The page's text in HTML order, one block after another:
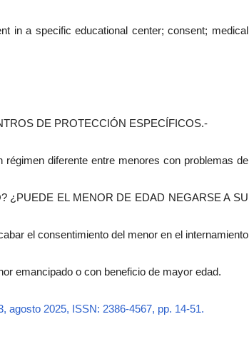
in a specific educational center; consent; medical
DE PROTECCIÓN ESPECÍFICOS.-
diferente entre menores con problemas de
¿PUEDE EL MENOR DE EDAD NEGARSE A SU
el consentimiento del menor en el internamiento
emancipado o con beneficio de mayor edad.
agosto 2025, ISSN: 2386-4567, pp. 14-51.